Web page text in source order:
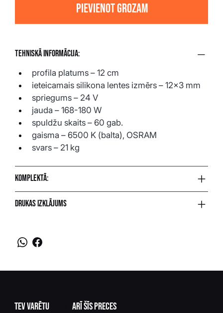
Pievienot grozam
Tehniskā informācija:
profila platums – 12 cm
ieteicamais silikona lentes izmērs – 12×3 mm
spriegums – 24 V
jauda – 168-180 W
spuldžu skaits – 60 gab.
gaisma – 6500 K (balta), OSRAM
svars – 21 kg
Komplektā:
Drukas izklājums
Tev varētu arī šīs preces